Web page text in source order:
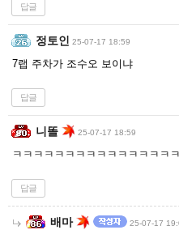
답글
정토인 25-07-17 18:59
7랩 주차가 조수오 보이냐
답글
니똘 25-07-17 18:59
ㅋㅋㅋㅋㅋㅋㅋㅋㅋㅋㅋㅋㅋㅋㅋ
답글
배마 25-07-17